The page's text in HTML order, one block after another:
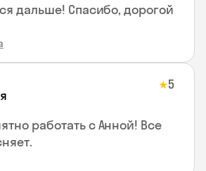
дальше! Спасибо, дорогой
★5
работать с Анной! Все